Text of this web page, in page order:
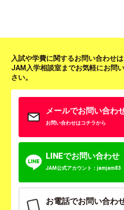
入試や学費に関するお問い合わせは
JAM入学相談室までお気軽にお問
さい。
メールでお問い合わ
お問い合わせはコチラから
LINEでお問い合わせ
JAM公式アカウント：jamjam83
お電話でお問い合わ